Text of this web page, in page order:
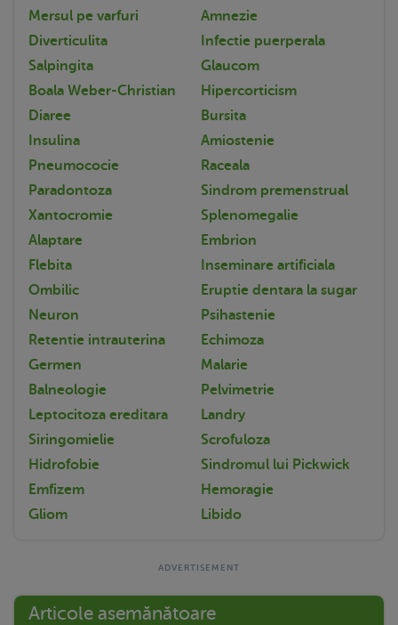
Mersul pe varfuri
Amnezie
Diverticulita
Infectie puerperala
Salpingita
Glaucom
Boala Weber-Christian
Hipercorticism
Diaree
Bursita
Insulina
Amiostenie
Pneumococie
Raceala
Paradontoza
Sindrom premenstrual
Xantocromie
Splenomegalie
Alaptare
Embrion
Flebita
Inseminare artificiala
Ombilic
Eruptie dentara la sugar
Neuron
Psihastenie
Retentie intrauterina
Echimoza
Germen
Malarie
Balneologie
Pelvimetrie
Leptocitoza ereditara
Landry
Siringomielie
Scrofuloza
Hidrofobie
Sindromul lui Pickwick
Emfizem
Hemoragie
Gliom
Libido
Articole asemănătoare